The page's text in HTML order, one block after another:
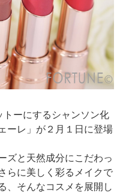
トーにするシャンソン化
ーレ」が２月１日に登場
ズと天然成分にこだわっ
らに美しく彩るメイクで
、そんなコスメを展開し